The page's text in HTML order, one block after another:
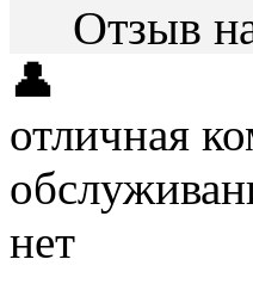
Отзыв
👤
отличная
нет